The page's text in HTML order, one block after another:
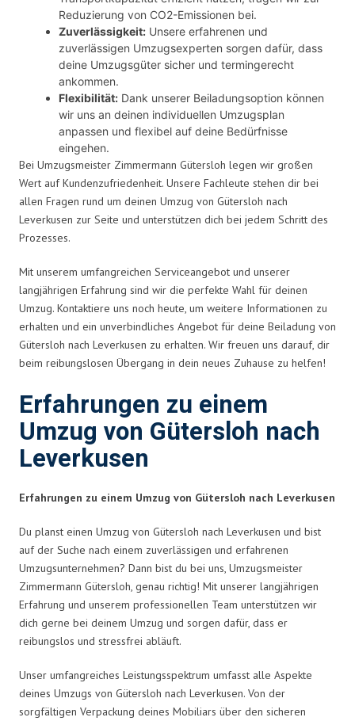
Reduzierung von CO2-Emissionen bei.
Zuverlässigkeit: Unsere erfahrenen und
zuverlässigen Umzugsexperten sorgen dafür, dass
deine Umzugsgüter sicher und termingerecht
ankommen.
Flexibilität: Dank unserer Beiladungsoption können
wir uns an deinen individuellen Umzugsplan
anpassen und flexibel auf deine Bedürfnisse
eingehen.
Bei Umzugsmeister Zimmermann Gütersloh legen wir großen
Wert auf Kundenzufriedenheit. Unsere Fachleute stehen dir bei
allen Fragen rund um deinen Umzug von Gütersloh nach
Leverkusen zur Seite und unterstützen dich bei jedem Schritt des
Prozesses.
Mit unserem umfangreichen Serviceangebot und unserer
langjährigen Erfahrung sind wir die perfekte Wahl für deinen
Umzug. Kontaktiere uns noch heute, um weitere Informationen zu
erhalten und ein unverbindliches Angebot für deine Beiladung von
Gütersloh nach Leverkusen zu erhalten. Wir freuen uns darauf, dir
beim reibungslosen Übergang in dein neues Zuhause zu helfen!
Erfahrungen zu einem
Umzug von Gütersloh nach
Leverkusen
Erfahrungen zu einem Umzug von Gütersloh nach Leverkusen
Du planst einen Umzug von Gütersloh nach Leverkusen und bist
auf der Suche nach einem zuverlässigen und erfahrenen
Umzugsunternehmen? Dann bist du bei uns, Umzugsmeister
Zimmermann Gütersloh, genau richtig! Mit unserer langjährigen
Erfahrung und unserem professionellen Team unterstützen wir
dich gerne bei deinem Umzug und sorgen dafür, dass er
reibungslos und stressfrei abläuft.
Unser umfangreiches Leistungsspektrum umfasst alle Aspekte
deines Umzugs von Gütersloh nach Leverkusen. Von der
sorgfältigen Verpackung deines Mobiliars über den sicheren